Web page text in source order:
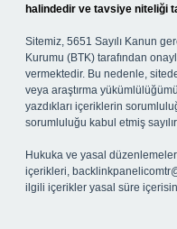
halindedir ve tavsiye niteliği
Sitemiz, 5651 Sayılı Kanun
Kurumu (BTK) tarafından
vermektedir. Bu nedenle,
veya araştırma
yazdıkları içeriklerin
sorumluluğu kabul etmiş
Hukuka ve yasal
içerikleri,
ilgili içerikler yasal süre